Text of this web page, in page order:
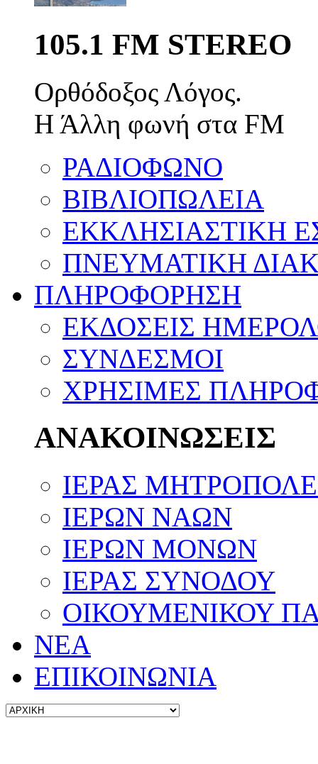
105.1 FM STEREO
Ορθόδοξος Λόγος.
Η Άλλη φωνή στα FM
ΡΑΔΙΟΦΩΝΟ
ΒΙΒΛΙΟΠΩΛΕΙΑ
ΕΚΚΛΗΣΙΑΣΤΙΚΗ
ΠΝΕΥΜΑΤΙΚΗ
ΠΛΗΡΟΦΟΡΗΣΗ
ΕΚΔΟΣΕΙΣ
ΣΥΝΔΕΣΜΟΙ
ΧΡΗΣΙΜΕΣ
ΑΝΑΚΟΙΝΩΣΕΙΣ
ΙΕΡΑΣ
ΙΕΡΩΝ ΝΑΩΝ
ΙΕΡΩΝ ΜΟΝΩΝ
ΙΕΡΑΣ ΣΥΝΟΔΟΥ
ΟΙΚΟΥΜΕΝΙΚΟΥ
ΝΕΑ
ΕΠΙΚΟΙΝΩΝΙΑ